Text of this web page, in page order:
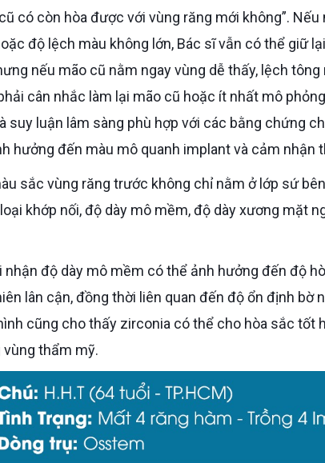
có còn hòa được với vùng răng mới không”.
độ lệch màu không lớn, Bác sĩ vẫn có thể giữ
nếu mão cũ nằm ngay vùng dễ thấy, lệch tông
cân nhắc làm lại mão cũ hoặc ít nhất mô
suy luận lâm sàng phù hợp với các bằng chứng
hưởng đến màu mô quanh implant và cảm nhận
khớp nối, độ dày mô mềm, độ dày xương mặt
lân cận, đồng thời liên quan đến độ ổn định bờ
cũng cho thấy zirconia có thể cho hòa sắc tốt
thẩm mỹ.